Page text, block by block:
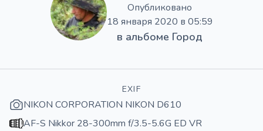
Опубликовано
18 января 2020 в 05:59
в альбоме Город
EXIF
NIKON CORPORATION NIKON D610
AF-S Nikkor 28-300mm f/3.5-5.6G ED VR